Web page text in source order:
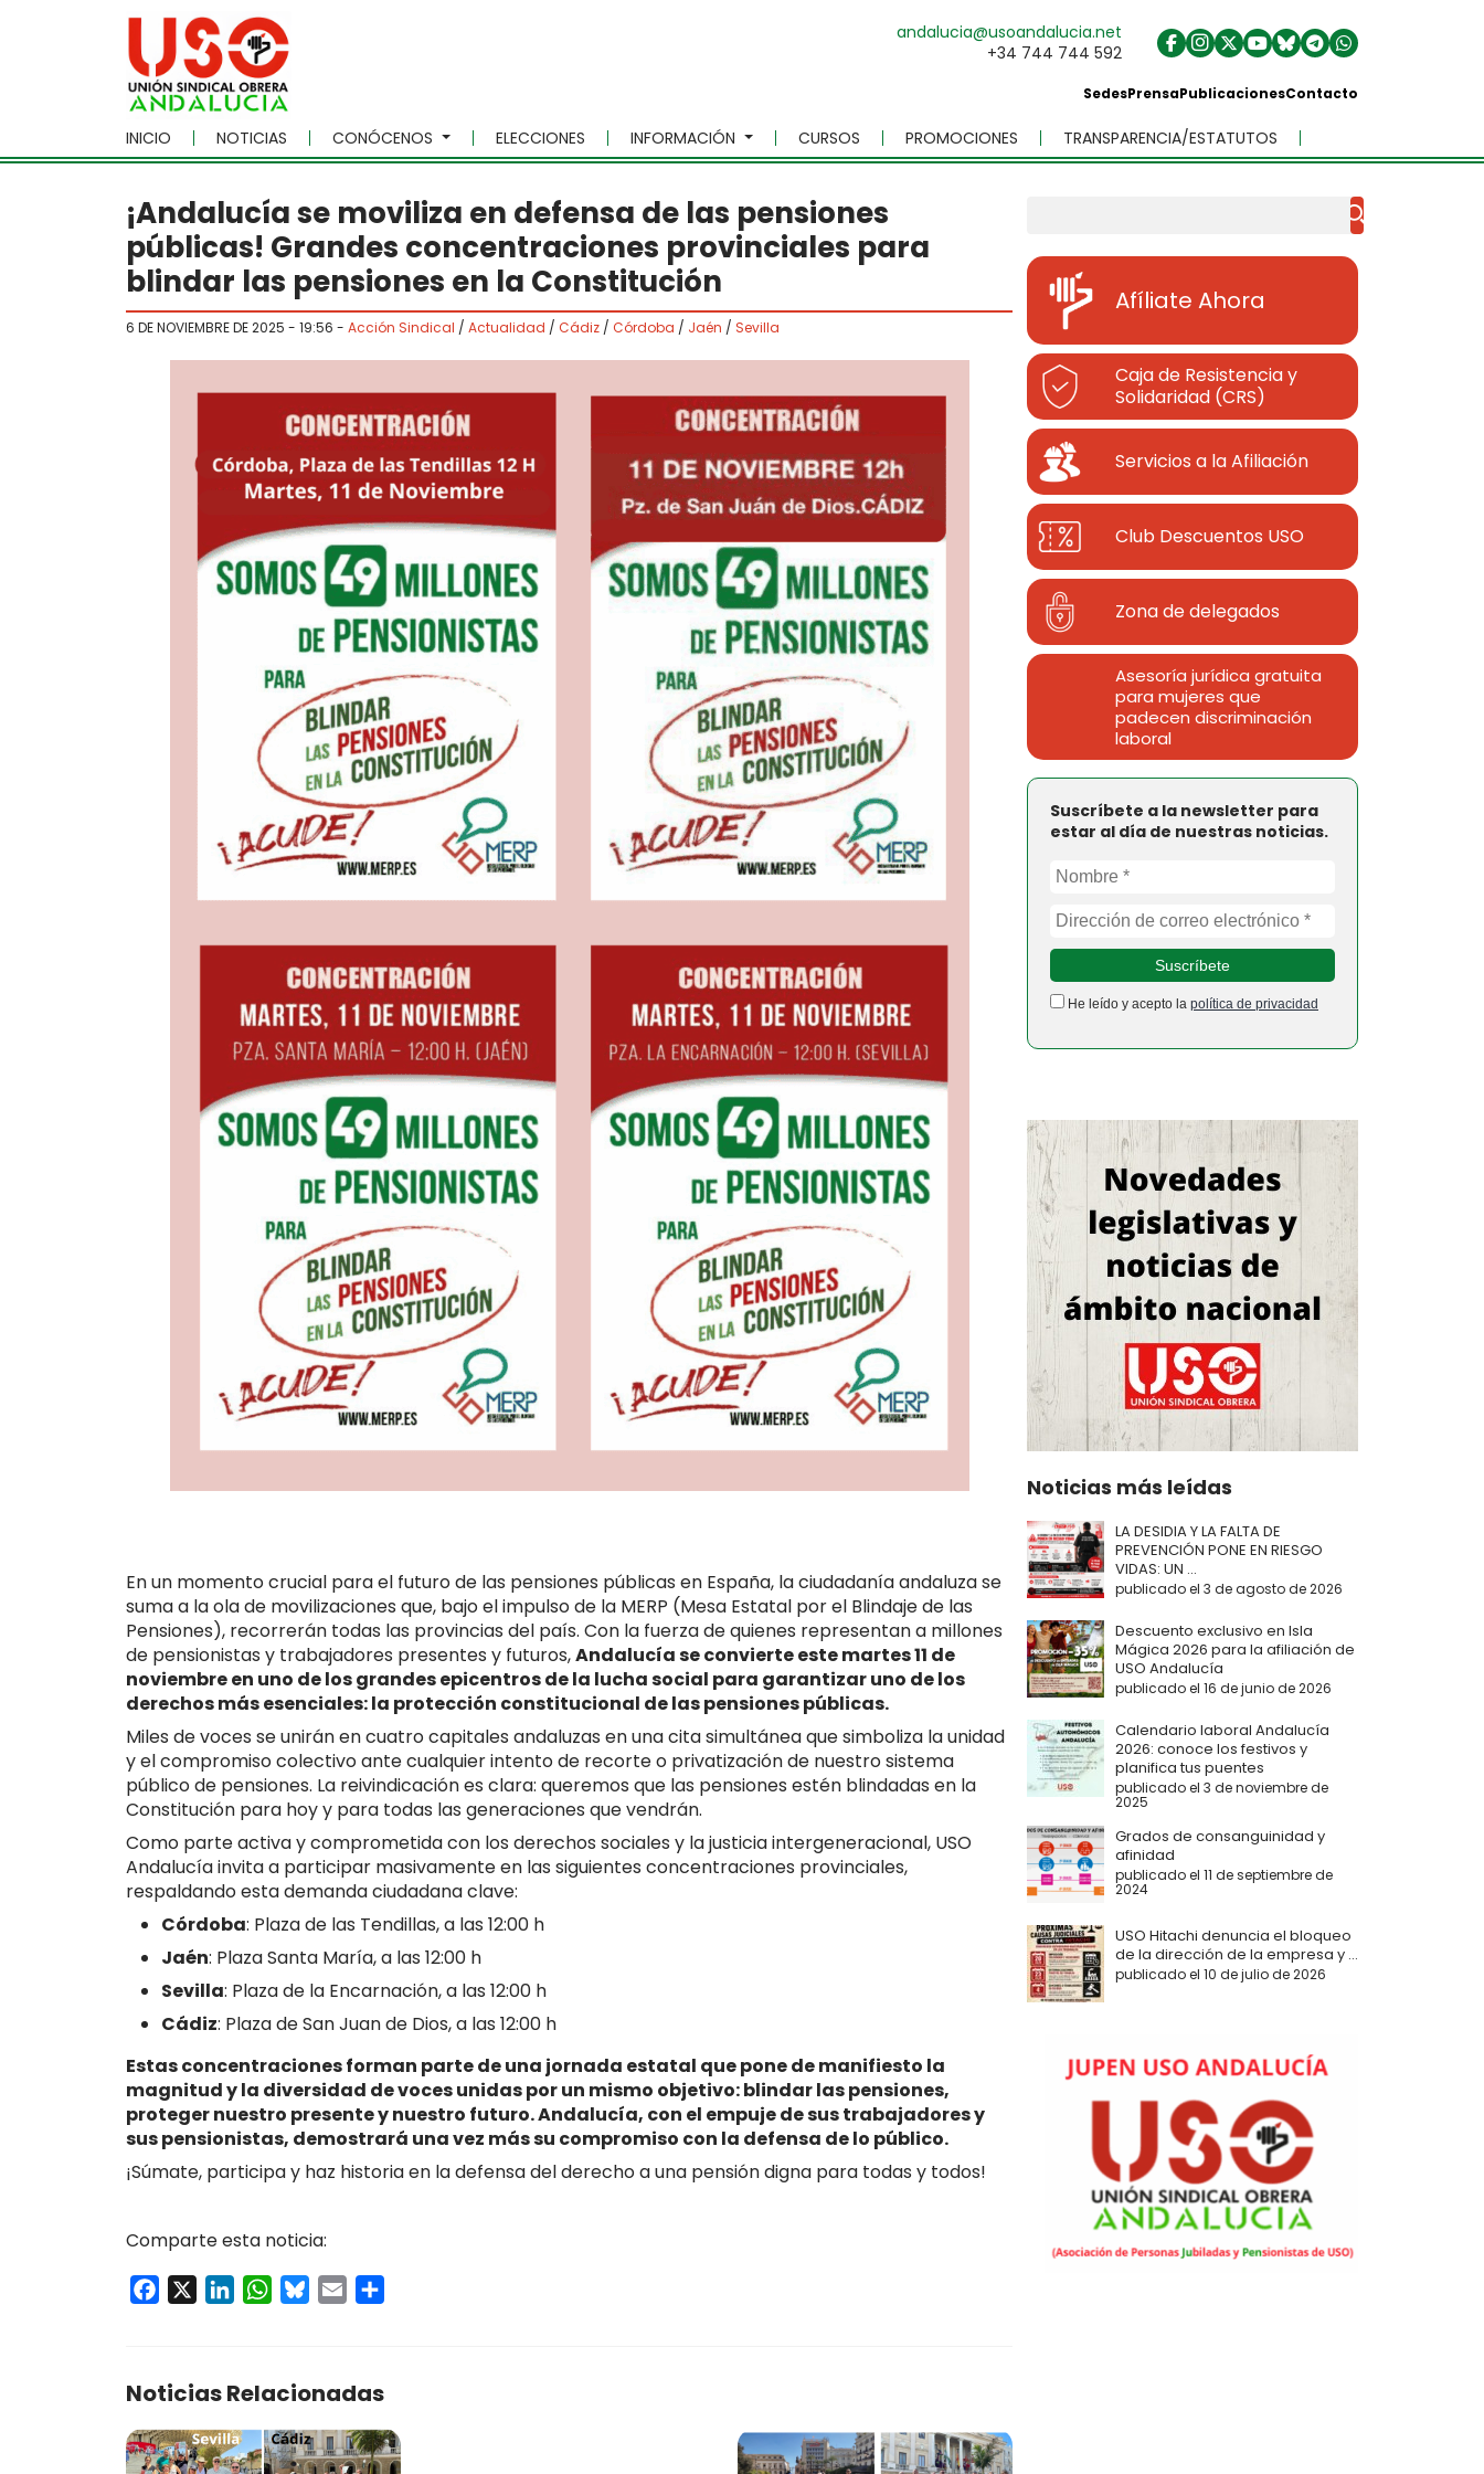
Skip to main content
andalucia@usoandalucia.net
+34 744 744 592
SedesPrensaPublicacionesContacto
INICIO NOTICIAS CONÓCENOS ELECCIONES INFORMACIÓN CURSOS PROMOCIONES TRANSPARENCIA/ESTATUTOS
¡Andalucía se moviliza en defensa de las pensiones
públicas! Grandes concentraciones provinciales para
blindar las pensiones en la Constitución
6 DE NOVIEMBRE DE 2025 - 19:56 - Acción Sindical / Actualidad / Cádiz / Córdoba / Jaén / Sevilla
En un momento crucial para el futuro de las pensiones públicas en España, la ciudadanía andaluza se
suma a la ola de movilizaciones que, bajo el impulso de la MERP (Mesa Estatal por el Blindaje de las
Pensiones), recorrerán todas las provincias del país. Con la fuerza de quienes representan a millones
de pensionistas y trabajadores presentes y futuros,Andalucía se convierte este martes 11 de
noviembre en uno de los grandes epicentros de la lucha social para garantizar uno de los
derechos más esenciales: la protección constitucional de las pensiones públicas.
Miles de voces se unirán en cuatro capitales andaluzas en una cita simultánea que simboliza la unidad
y el compromiso colectivo ante cualquier intento de recorte o privatización de nuestro sistema
público de pensiones. La reivindicación es clara: queremos que las pensiones estén blindadas en la
Constitución para hoy y para todas las generaciones que vendrán.
Como parte activa y comprometida con los derechos sociales y la justicia intergeneracional, USO
Andalucía invita a participar masivamente en las siguientes concentraciones provinciales,
respaldando esta demanda ciudadana clave:
Córdoba: Plaza de las Tendillas, a las 12:00 h
Jaén: Plaza Santa María, a las 12:00 h
Sevilla: Plaza de la Encarnación, a las 12:00 h
Cádiz: Plaza de San Juan de Dios, a las 12:00 h
Estas concentraciones forman parte de una jornada estatal que pone de manifiesto la
magnitud y la diversidad de voces unidas por un mismo objetivo: blindar las pensiones,
proteger nuestro presente y nuestro futuro. Andalucía, con el empuje de sus trabajadores y
sus pensionistas, demostrará una vez más su compromiso con la defensa de lo público.
¡Súmate, participa y haz historia en la defensa del derecho a una pensión digna para todas y todos!
Comparte esta noticia:
Facebook LinkedInWhatsApp
Bluesky
Email
Noticias Relacionadas
Afíliate Ahora
Caja de Resistencia y
Solidaridad (CRS)
Servicios a la Afiliación
Club Descuentos USO
Zona de delegados
Asesoría jurídica gratuita
para mujeres que
padecen discriminación
laboral
Suscríbete a la newsletter para
estar al día de nuestras noticias.
He leído y acepto la política de privacidad
Noticias más leídas
LA DESIDIA Y LA FALTA DE
PREVENCIÓN PONE EN RIESGO
VIDAS: UN ...
publicado el 3 de agosto de 2026
Descuento exclusivo en Isla
Mágica 2026 para la afiliación de
USO Andalucía
publicado el 16 de junio de 2026
Calendario laboral Andalucía
2026: conoce los festivos y
planifica tus puentes
publicado el 3 de noviembre de
2025
Grados de consanguinidad y
afinidad
publicado el 11 de septiembre de
2024
USO Hitachi denuncia el bloqueo
de la dirección de la empresa y ...
publicado el 10 de julio de 2026